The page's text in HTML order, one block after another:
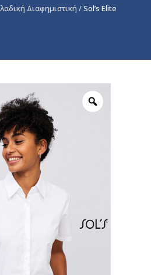
Διαφημιστική /Sol’s Elite